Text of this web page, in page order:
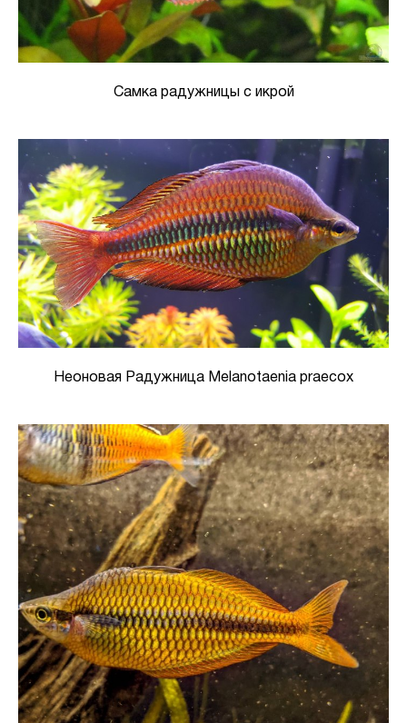
Самка радужницы с икрой
Неоновая Радужница Melanotaenia praecox